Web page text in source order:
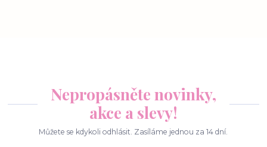
Nepropásněte novinky,
akce a slevy!
Můžete se kdykoli odhlásit. Zasíláme jednou za 14 dní.